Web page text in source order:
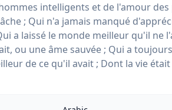
intelligents et de l'amour
; Qui n'a jamais manqué
a laissé le monde meilleur qu'il ne
ou une âme sauvée ; Qui a
de ce qu'il avait ; Dont la vie